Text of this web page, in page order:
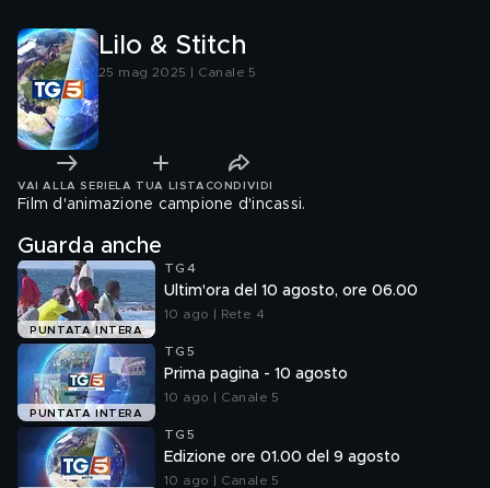
Lilo & Stitch
25 mag 2025 | Canale 5
VAI ALLA SERIE LA TUA LISTA CONDIVIDI
Film d'animazione campione d'incassi.
Guarda anche
PUNTATA INTERA
TG4
Ultim'ora del 10 agosto, ore 06.00
10 ago | Rete 4
PUNTATA INTERA
TG5
Prima pagina - 10 agosto
10 ago | Canale 5
TG5
Edizione ore 01.00 del 9 agosto
10 ago | Canale 5